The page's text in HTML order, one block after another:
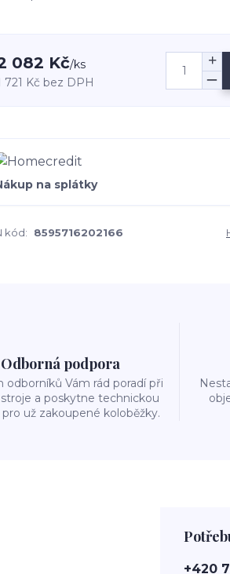
082 Kč/ks
721 Kč bez DPH
na splátky
kód: 8595716202166
Odborná podpora
odborníků Vám rád poradí při
a poskytne technickou
už zakoupené koloběžky.
+420